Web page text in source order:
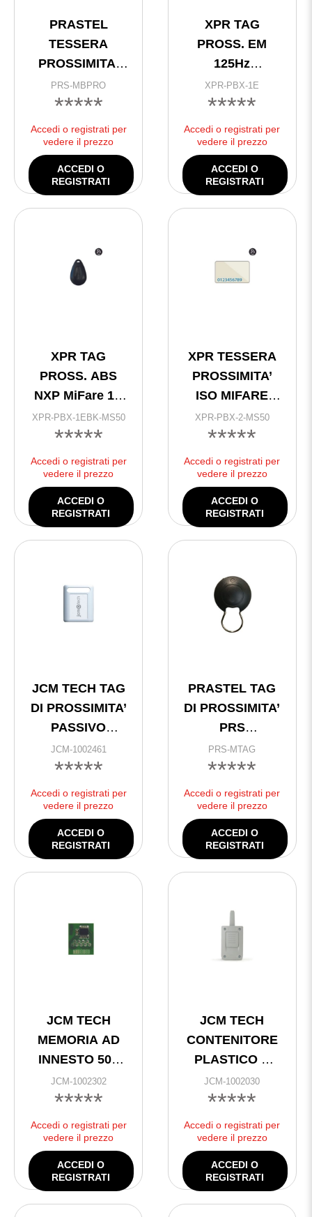
PRASTEL
TESSERA
PROSSIMITA’
EM COD
CRIPTATO
PRS-MBPRO
*****
Accedi o registrati per
vedere il prezzo
ACCEDI O
REGISTRATI
XPR TAG
PROSS. EM
125Hz
PORTACHIAVI
XPR-PBX-1E
*****
Accedi o registrati per
vedere il prezzo
ACCEDI O
REGISTRATI
XPR TAG
PROSS. ABS
NXP MiFare 1K
Black @
XPR-PBX-1EBK-MS50
*****
Accedi o registrati per
vedere il prezzo
ACCEDI O
REGISTRATI
XPR TESSERA
PROSSIMITA’
ISO MIFARE
13,56 MHz 1K
XPR-PBX-2-MS50
*****
Accedi o registrati per
vedere il prezzo
ACCEDI O
REGISTRATI
JCM TECH TAG
DI PROSSIMITA’
PASSIVO
RISCRIV.MOTION
TAG
JCM-1002461
*****
Accedi o registrati per
vedere il prezzo
ACCEDI O
REGISTRATI
PRASTEL TAG
DI PROSSIMITA’
PRS
PORTACHIAVI
PRS-MTAG
*****
Accedi o registrati per
vedere il prezzo
ACCEDI O
REGISTRATI
JCM TECH
MEMORIA AD
INNESTO 500
CODICI
JCM-1002302
*****
Accedi o registrati per
vedere il prezzo
ACCEDI O
REGISTRATI
JCM TECH
CONTENITORE
PLASTICO X
BASE 500
KBOXBASE500
/RR
JCM-1002030
*****
Accedi o registrati per
vedere il prezzo
ACCEDI O
REGISTRATI